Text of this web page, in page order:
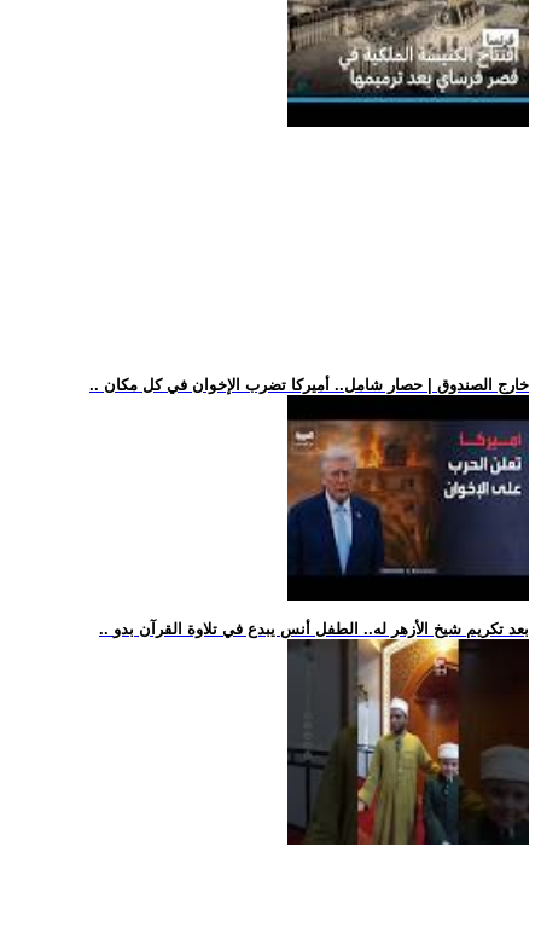
.. خارج الصندوق | حصار شامل.. أميركا تضرب الإخوان في كل مكان
.. بعد تكريم شيخ الأزهر له.. الطفل أنس يبدع في تلاوة القرآن بدو